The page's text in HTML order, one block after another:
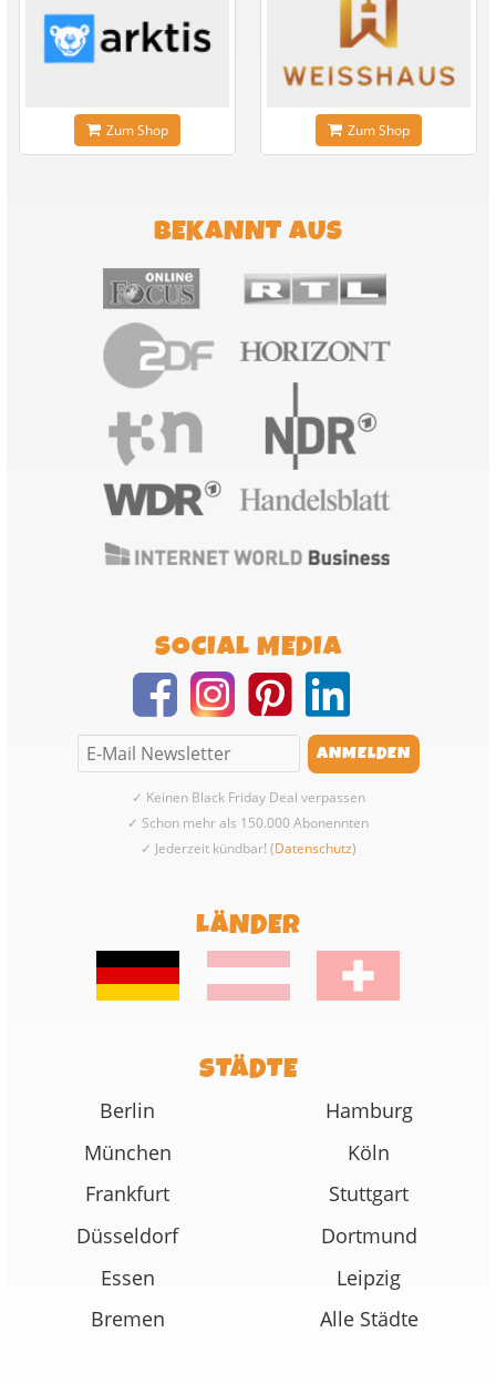
Zum Shop Zum Shop
BEKANNT AUS
SOCIAL MEDIA
✓ Keinen Black Friday Deal verpassen
✓ Schon mehr als 150.000 Abonennten
✓ Jederzeit kündbar! (Datenschutz)
LÄNDER
STÄDTE
Berlin
Hamburg
München
Köln
Frankfurt
Stuttgart
Düsseldorf
Dortmund
Essen
Leipzig
Bremen
Alle Städte